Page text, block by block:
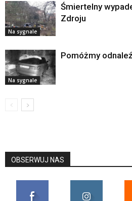
Na sygnale
Śmiertelny
Zdroju
Na sygnale
Pomóżmy
OBSERWUJ NAS